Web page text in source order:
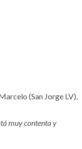
(San Jorge LV),
muy contenta y